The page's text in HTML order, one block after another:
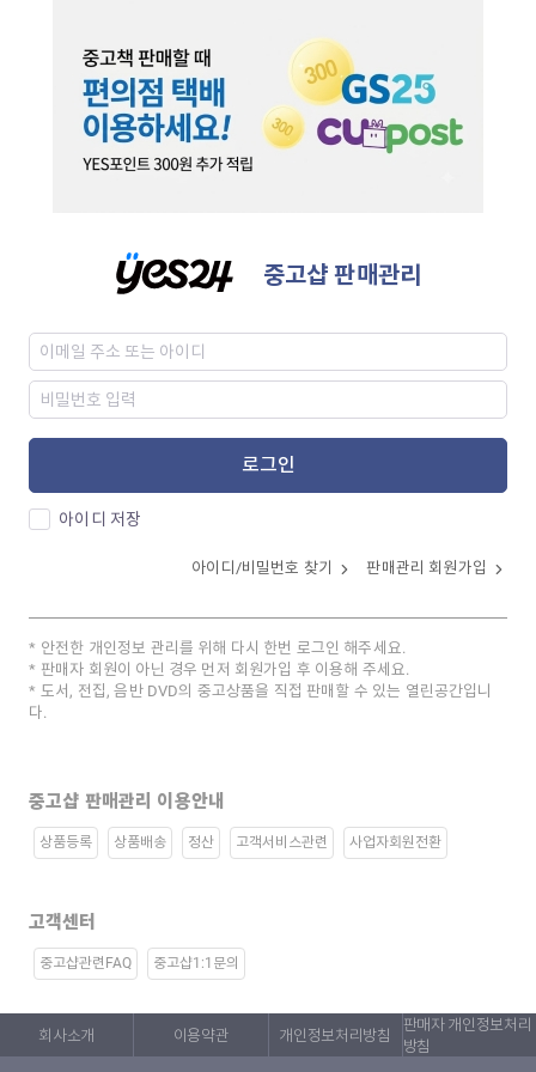
중고샵 판매관리
로그인
아이디 저장
아이디/비밀번호 찾기 판매관리 회원가입
안전한 개인정보 관리를 위해 다시 한번 로그인 해주세요.
판매자 회원이 아닌 경우 먼저 회원가입 후 이용해 주세요.
도서, 전집, 음반 DVD의 중고상품을 직접 판매할 수 있는 열린공간입니
다.
중고샵 판매관리 이용안내
상품등록 상품배송 정산 고객서비스관련 사업자회원전환
고객센터
중고샵관련FAQ 중고샵1:1문의
회사소개 이용약관 개인정보처리방침
판매자 개인정보처리
방침